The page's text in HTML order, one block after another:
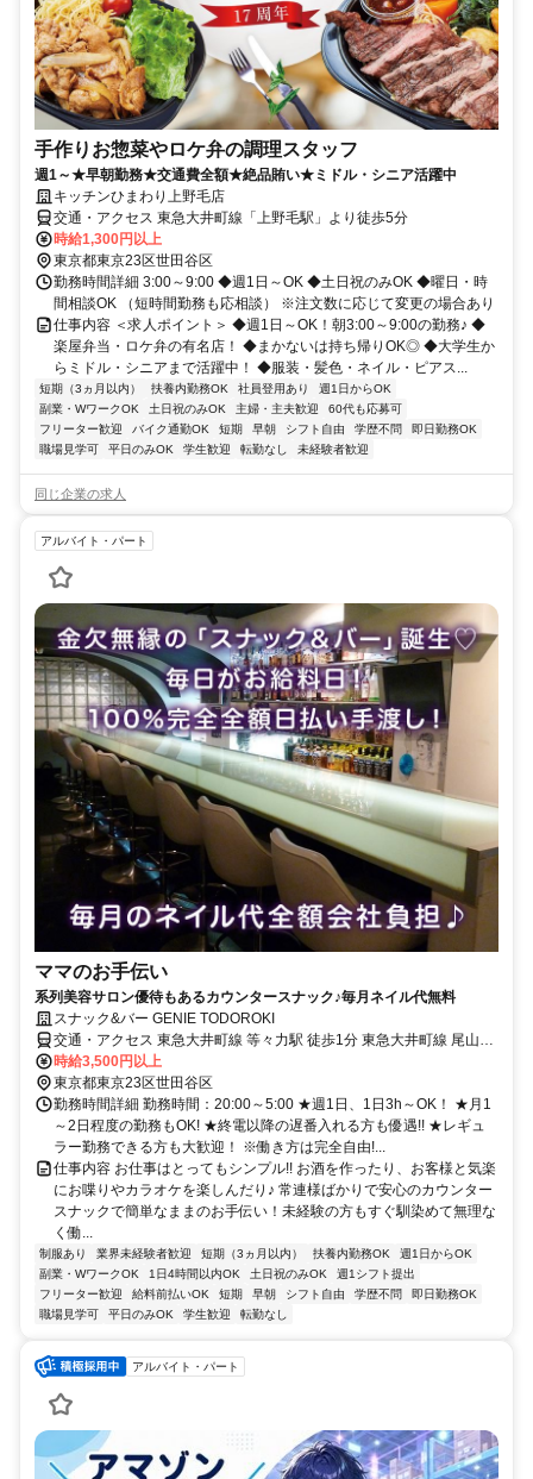
手作りお惣菜やロケ弁の調理スタッフ
週1～★早朝勤務★交通費全額★絶品賄い★ミドル・シニア活躍中
キッチンひまわり上野毛店
交通・アクセス 東急大井町線「上野毛駅」より徒歩5分
時給1,300円以上
東京都東京23区世田谷区
勤務時間詳細 3:00～9:00 ◆週1日～OK ◆土日祝のみOK ◆曜日・時
間相談OK （短時間勤務も応相談） ※注文数に応じて変更の場合あり
仕事内容 ＜求人ポイント＞ ◆週1日～OK！朝3:00～9:00の勤務♪ ◆
楽屋弁当・ロケ弁の有名店！ ◆まかないは持ち帰りOK◎ ◆大学生か
らミドル・シニアまで活躍中！ ◆服装・髪色・ネイル・ピアス...
短期（3ヵ月以内） 扶養内勤務OK 社員登用あり
週1日からOK
副業・WワークOK
土日祝のみOK 主婦・主夫歓迎
60代も応募可
フリーター歓迎
バイク通勤OK 短期 早朝 シフト自由 学歴不問
即日勤務OK
職場見学可
平日のみOK 学生歓迎 転勤なし 未経験者歓迎
同じ企業の求人
アルバイト・パート
ママのお手伝い
系列美容サロン優待もあるカウンタースナック♪毎月ネイル代無料
スナック&バー GENIE TODOROKI
交通・アクセス 東急大井町線 等々力駅 徒歩1分 東急大井町線 尾山台
駅 徒歩7分 東急大井町線 上野毛駅 徒歩14分
時給3,500円以上
東京都東京23区世田谷区
勤務時間詳細 勤務時間：20:00～5:00 ★週1日、1日3h～OK！ ★月1
～2日程度の勤務もOK! ★終電以降の遅番入れる方も優遇!! ★レギュ
ラー勤務できる方も大歓迎！ ※働き方は完全自由!...
仕事内容 お仕事はとってもシンプル!! お酒を作ったり、お客様と気楽
にお喋りやカラオケを楽しんだり♪ 常連様ばかりで安心のカウンター
スナックで簡単なままのお手伝い！未経験の方もすぐ馴染めて無理な
く働...
制服あり 業界未経験者歓迎 短期（3ヵ月以内） 扶養内勤務OK
週1日からOK
副業・WワークOK
1日4時間以内OK 土日祝のみOK
週1シフト提出
フリーター歓迎
給料前払いOK 短期 早朝 シフト自由 学歴不問
即日勤務OK
職場見学可
平日のみOK 学生歓迎 転勤なし
アルバイト・パート